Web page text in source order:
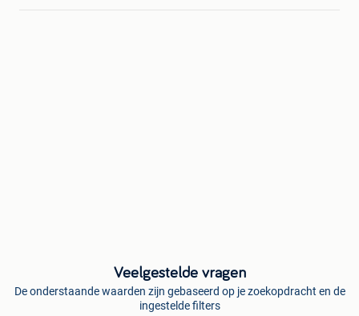
Veelgestelde vragen
De onderstaande waarden zijn gebaseerd op je zoekopdracht en de
ingestelde filters